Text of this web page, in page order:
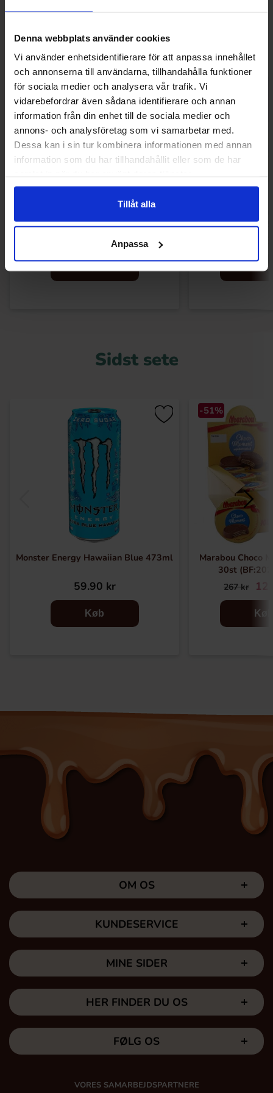
Denna webbplats använder cookies
Vi använder enhetsidentifierare för att anpassa innehållet
och annonserna till användarna, tillhandahålla funktioner
för sociala medier och analysera vår trafik. Vi
vidarebefordrar även sådana identifierare och annan
information från din enhet till de sociala medier och
annons- och analysföretag som vi samarbetar med.
Dessa kan i sin tur kombinera informationen med annan
information som du har tillhandahållit eller som de har
Tillåt alla
Anpassa
Andre kunne lide
16.90 kr
Køb
Sidst sete
Monster Energy Hawaiian Blue 473ml
59.90 kr
Køb
-51%
Marabou Choco
30st
267 kr
Køb
OM OS
KUNDESERVICE
MINE SIDER
HER FINDER DU OS
FØLG OS
VORES SAMARBEJDSPARTNERE